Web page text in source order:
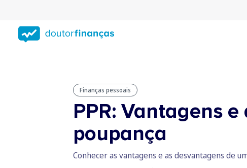
conteúdo
principal
Finanças pessoais
PPR: Vantagens
poupança
Conhecer as vantagens e as desvantagens de